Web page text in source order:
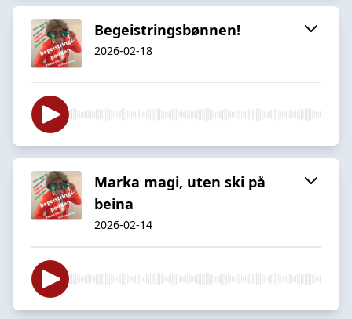
Begeistringsbønnen!
2026-02-18
Marka magi, uten ski på
beina
2026-02-14